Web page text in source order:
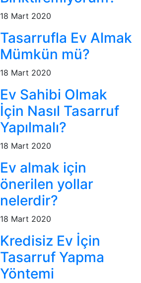
18 Mart 2020
Tasarrufla Ev Almak
Mümkün mü?
18 Mart 2020
Ev Sahibi Olmak
İçin Nasıl Tasarruf
Yapılmalı?
18 Mart 2020
Ev almak için
önerilen yollar
nelerdir?
18 Mart 2020
Kredisiz Ev İçin
Tasarruf Yapma
Yöntemi